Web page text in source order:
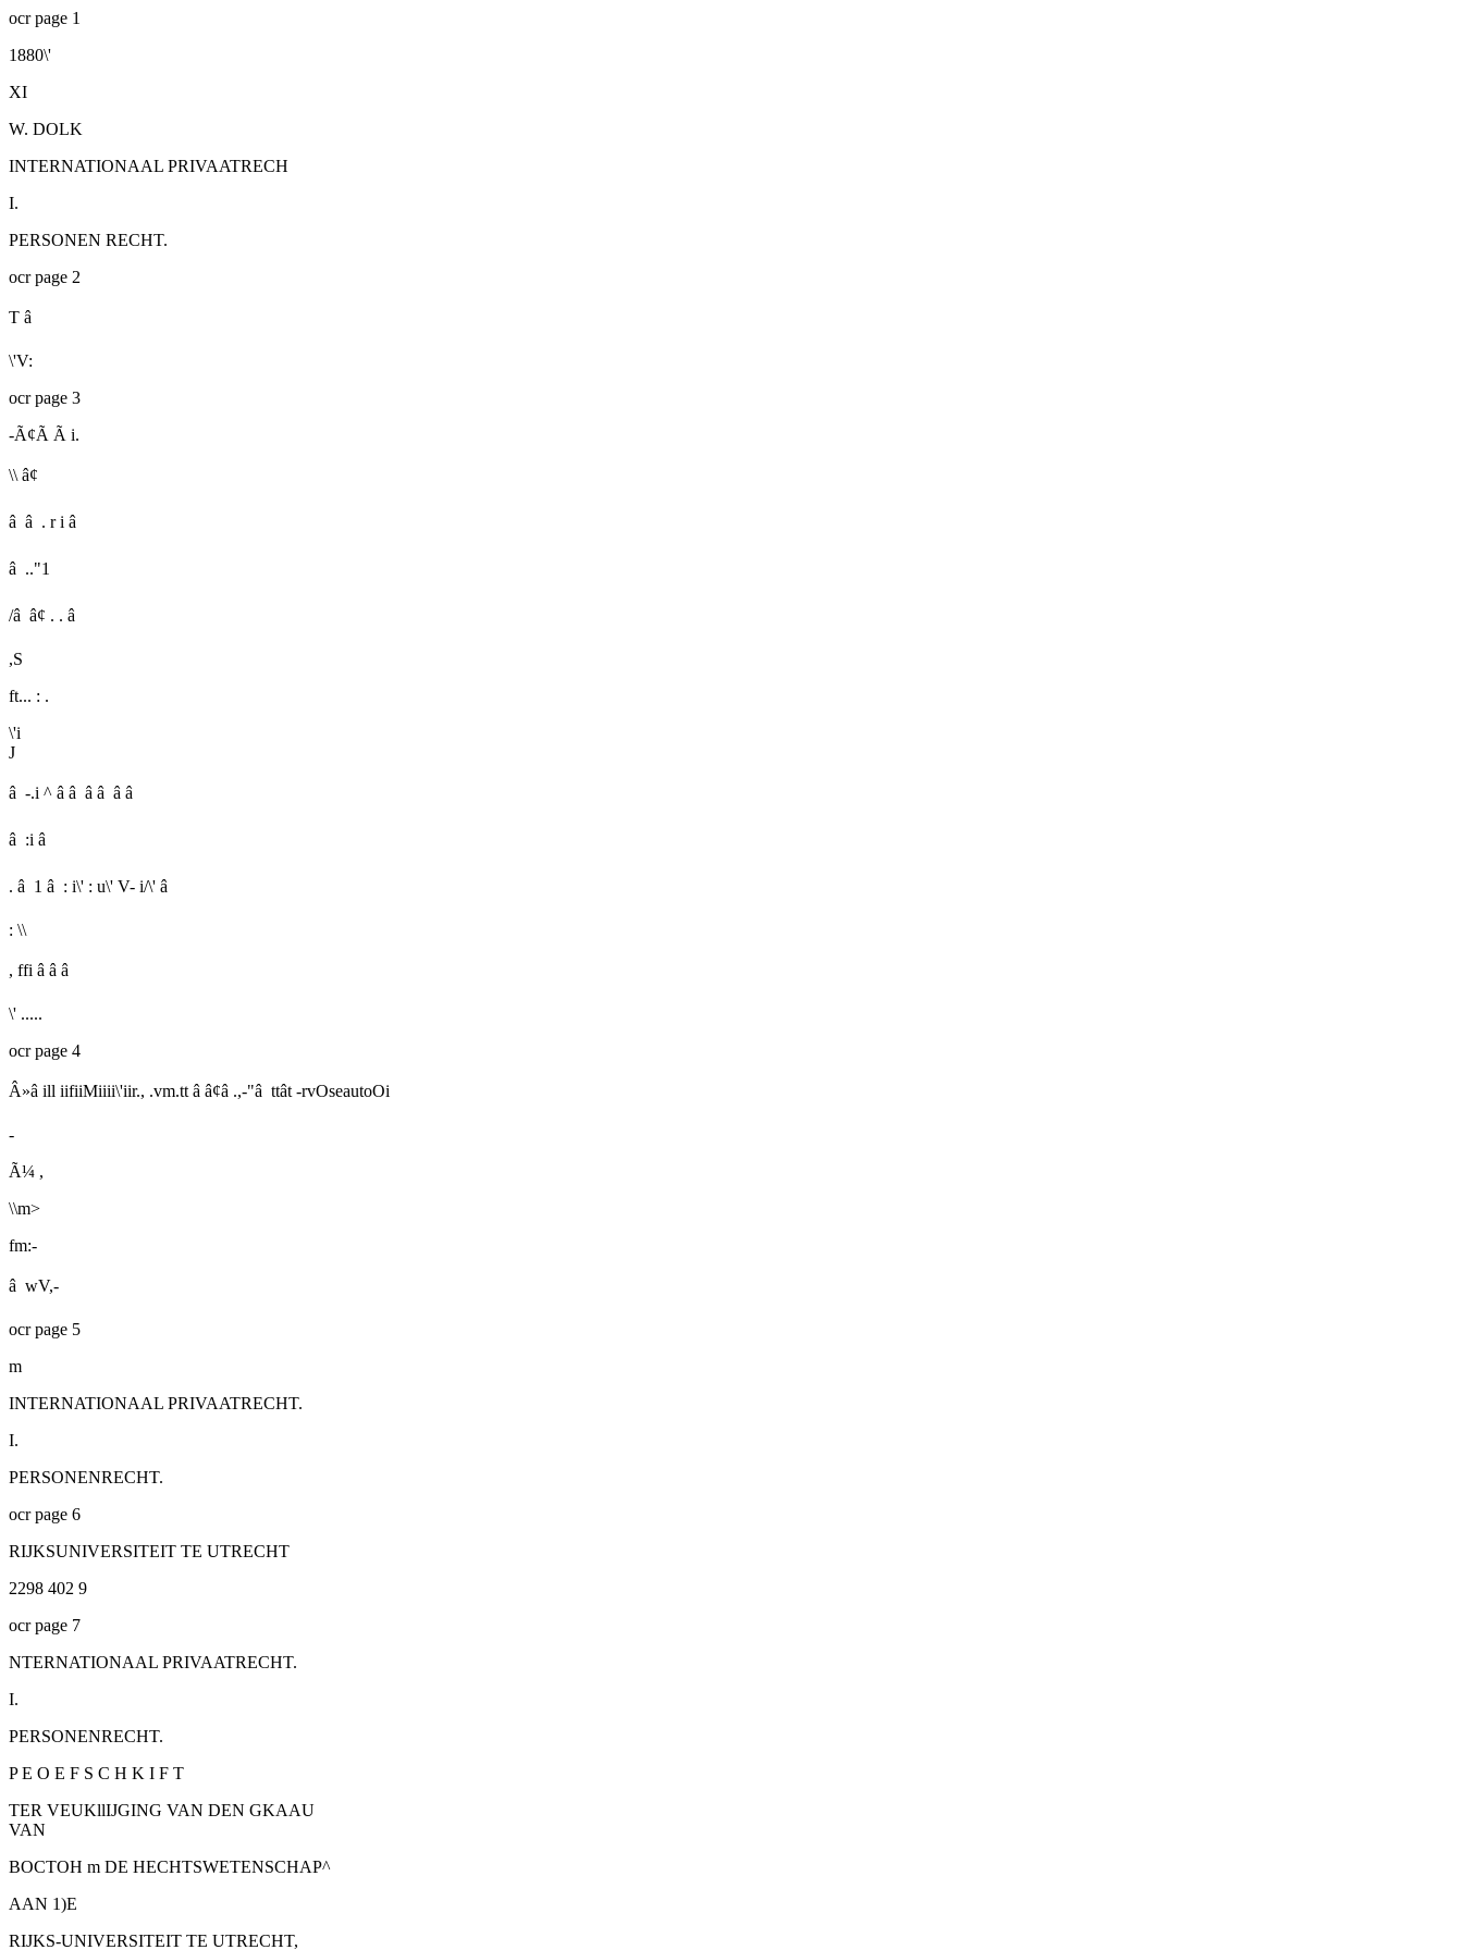
ocr page 1
1880\'
XI
W. DOLK
INTERNATIONAAL PRIVAATRECH
I.
PERSONEN RECHT.
ocr page 2
T â
\'V:
ocr page 3
-Ã¢Ã Ã i.
\\ â¢
â â . r i â
â .."1
/â â¢ . . â
,S
ft... : .
\'i
J
â -.i ^ â â â â â â
â :i â
. â 1 â : i\' : u\' V- i/\' â
: \\
, ffi â â â
\' .....
ocr page 4
Â»â ill iifiiMiiii\'iir., .vm.tt â â¢â .,-"â ttât -rvOseautoOi
-
Ã¼ ,
\\m>
fm:-
â wV,-
ocr page 5
m
INTERNATIONAAL PRIVAATRECHT.
I.
PERSONENRECHT.
ocr page 6
RIJKSUNIVERSITEIT TE UTRECHT
2298 402 9
ocr page 7
NTERNATIONAAL PRIVAATRECHT.
I.
PERSONENRECHT.
P E O E F S C H K I F T
TER VEUKllIJGING VAN DEN GKAAU
VAN
BOCTOH m DE HECHTSWETENSCHAP^
AAN 1)E
RIJKS-UNIVERSITEIT TE UTRECHT,